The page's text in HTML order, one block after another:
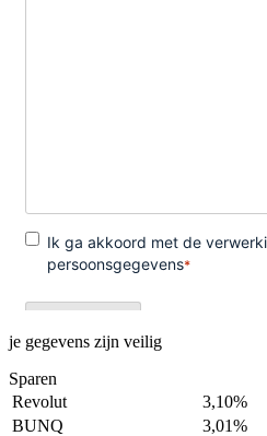
je gegevens zijn veilig
Sparen
Revolut
3,10%
BUNQ
3,01%